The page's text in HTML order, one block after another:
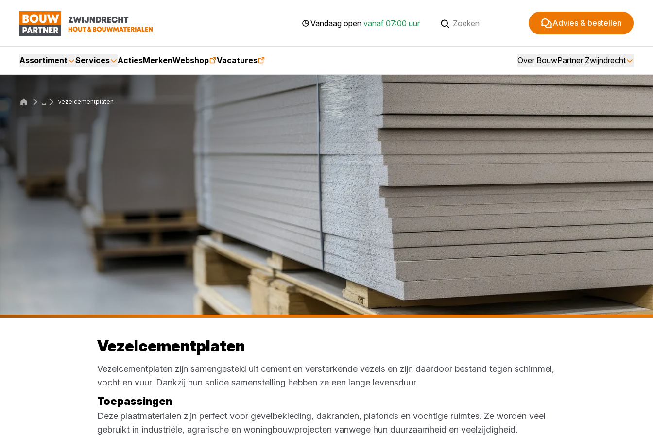
Vandaag open vanaf 07:00 uur Advies & bestellen
Assortiment Services ActiesMerkenWebshop Vacatures Over BouwPartner Zwijndrecht
... Vezelcementplaten
Vezelcementplaten
Vezelcementplaten zijn samengesteld uit cement en versterkende vezels en zijn daardoor bestand tegen schimmel,
vocht en vuur. Dankzij hun solide samenstelling hebben ze een lange levensduur.
Toepassingen
Deze plaatmaterialen zijn perfect voor gevelbekleding, dakranden, plafonds en vochtige ruimtes. Ze worden veel
gebruikt in industriële, agrarische en woningbouwprojecten vanwege hun duurzaamheid en veelzijdigheid.